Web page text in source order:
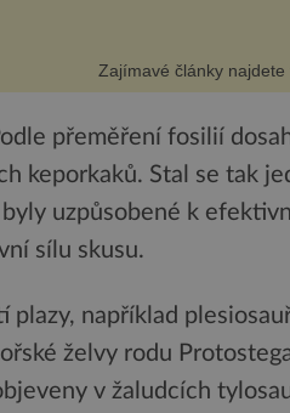
Zajímavé články
přeměření fosilií
keporkaků. Stal se tak
uzpůsobené k
sílu skusu.
například
želvy rodu
v žaludcích